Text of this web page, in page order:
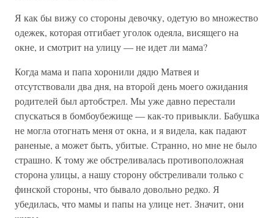
Я как бы вижу со стороны девочку, одетую во множество
одежек, которая отгибает уголок одеяла, висящего на
окне, и смотрит на улицу — не идет ли мама?
Когда мама и папа хоронили дядю Матвея и
отсутствовали два дня, на второй день моего ожидания
родителей был артобстрел. Мы уже давно перестали
спускаться в бомбоубежище — как-то привыкли. Бабушка
не могла отогнать меня от окна, и я видела, как падают
раненые, а может быть, убитые. Странно, но мне не было
страшно. К тому же обстреливалась противоположная
сторона улицы, а нашу сторону обстреливали только с
финской стороны, что бывало довольно редко. Я
убедилась, что мамы и папы на улице нет. Значит, они